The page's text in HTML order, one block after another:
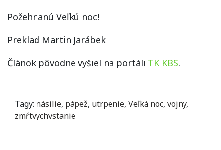
Požehnanú Veľkú noc!
Preklad Martin Jarábek
Článok pôvodne vyšiel na portáli TK KBS.
Tagy: násilie, pápež, utrpenie, Veľká noc, vojny,
zmŕtvychvstanie